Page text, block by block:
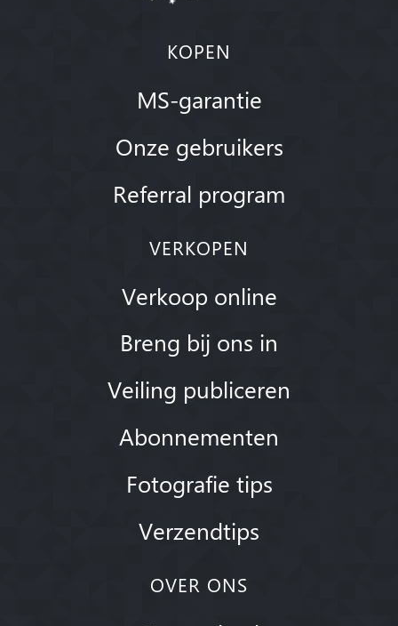
KOPEN
MS-garantie
Onze gebruikers
Referral program
VERKOPEN
Verkoop online
Breng bij ons in
Veiling publiceren
Abonnementen
Fotografie tips
Verzendtips
OVER ONS